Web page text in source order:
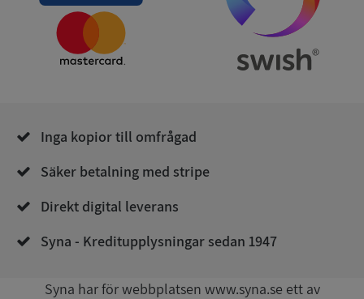
Inga kopior till omfrågad
Säker betalning med stripe
Direkt digital leverans
Syna - Kreditupplysningar sedan 1947
Syna har för webbplatsen www.syna.se ett av
Inriktning
kärnwebbplatsfunktioner som användarinloggning
användas ordentligt utan strikt nödvändiga cookies.
Namn
__RequestVerificationToken
Microsoft
Corporation